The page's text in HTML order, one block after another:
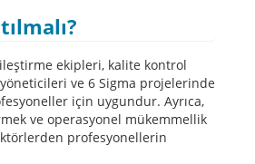
ekipleri, kalite kontrol
ve 6 Sigma projelerinde
için uygundur. Ayrıca,
ve operasyonel mükemmellik
profesyonellerin